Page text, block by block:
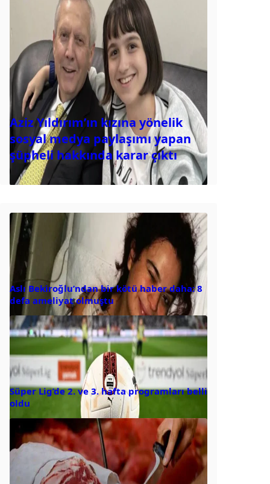
Aziz Yıldırım’ın kızına yönelik
sosyal medya paylaşımı yapan
şüpheli hakkında karar çıktı
Aslı Bekiroğlu’ndan bir kötü haber daha: 8
defa ameliyat olmuştu
Süper Lig’de 2. ve 3. hafta programları belli
oldu